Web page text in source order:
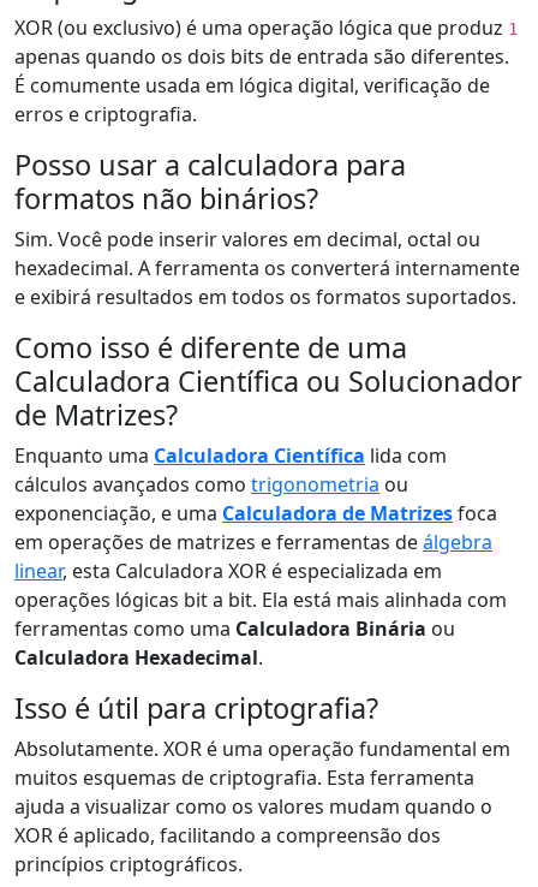
XOR (ou exclusivo) é uma operação lógica que produz 1
apenas quando os dois bits de entrada são diferentes.
É comumente usada em lógica digital, verificação de
erros e criptografia.
Posso usar a calculadora para
formatos não binários?
Sim. Você pode inserir valores em decimal, octal ou
hexadecimal. A ferramenta os converterá internamente
e exibirá resultados em todos os formatos suportados.
Como isso é diferente de uma
Calculadora Científica ou Solucionador
de Matrizes?
Enquanto uma Calculadora Científica lida com
cálculos avançados como trigonometria ou
exponenciação, e uma Calculadora de Matrizesfoca
em operações de matrizes e ferramentas deálgebra
linear, esta Calculadora XOR é especializada em
operações lógicas bit a bit. Ela está mais alinhada com
ferramentas como uma Calculadora Binária ou
Calculadora Hexadecimal.
Isso é útil para criptografia?
Absolutamente. XOR é uma operação fundamental em
muitos esquemas de criptografia. Esta ferramenta
ajuda a visualizar como os valores mudam quando o
XOR é aplicado, facilitando a compreensão dos
princípios criptográficos.